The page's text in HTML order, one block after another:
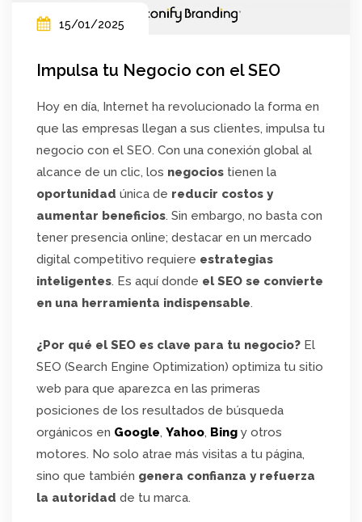
15/01/2025
Impulsa tu Negocio con el SEO
Hoy en día, Internet ha revolucionado la forma en
que las empresas llegan a sus clientes, impulsa tu
negocio con el SEO. Con una conexión global al
alcance de un clic, los negocios tienen la
oportunidad única de reducir costos y
aumentar beneficios. Sin embargo, no basta con
tener presencia online; destacar en un mercado
digital competitivo requiere estrategias
inteligentes. Es aquí donde el SEO se convierte
en una herramienta indispensable.
¿Por qué el SEO es clave para tu negocio? El
SEO (Search Engine Optimization) optimiza tu sitio
web para que aparezca en las primeras
posiciones de los resultados de búsqueda
orgánicos en Google, Yahoo, Bing y otros
motores. No solo atrae más visitas a tu página,
sino que también genera confianza y refuerza
la autoridad de tu marca.